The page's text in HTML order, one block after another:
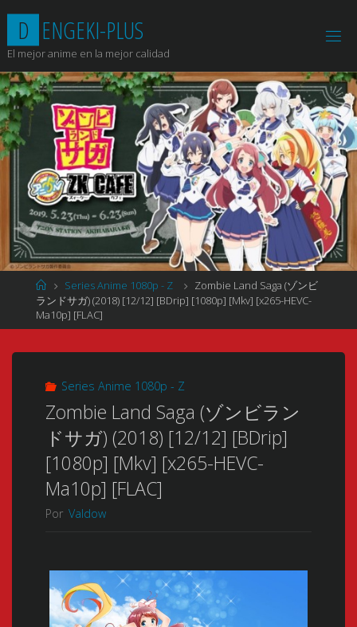
contenido
D ENGEKI-PLUS
El mejor anime en la mejor calidad
Página
de
Inicio
Series Anime 1080p - Z
Zombie Land Saga (ゾンビ
ランドサガ) (2018) [12/12] [BDrip] [1080p] [Mkv] [x265-HEVC-
Ma10p] [FLAC]
Series Anime 1080p - Z
Zombie Land Saga (ゾンビラン
ドサガ) (2018) [12/12] [BDrip]
[1080p] [Mkv] [x265-HEVC-
Ma10p] [FLAC]
Por Valdow